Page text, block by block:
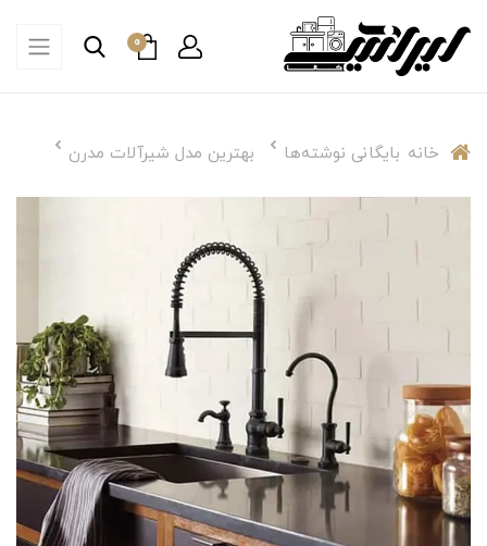
0
خانه بایگانی نوشته‌ها بهترین مدل شیرآلات مدرن